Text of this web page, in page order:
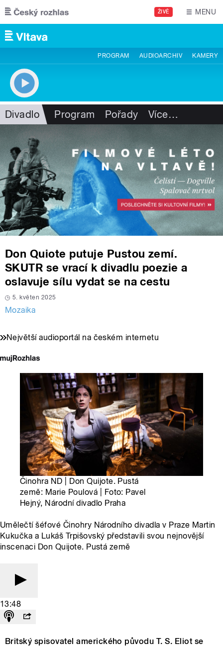
Přejít k hlavnímu obsahu
ŽIVĚ MENU
PROGRAM AUDIOARCHIV KAMERY
Divadlo Program Pořady Více…
Don Quiote putuje Pustou zemí.
SKUTR se vrací k divadlu poezie a
oslavuje sílu vydat se na cestu
5. květen 2025
Mozaika
Největší audioportál na českém internetu
Činohra ND | Don Quijote. Pustá
země: Marie Poulová | Foto: Pavel
Hejný, Národní divadlo Praha
Umělečtí šéfové Činohry Národního divadla v Praze Martin
Kukučka a Lukáš Trpišovský představili svou nejnovější
inscenaci Don Quijote. Pustá země
13:48
Britskýspisovatel amerického původu T. S. Eliot se